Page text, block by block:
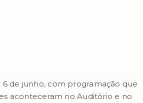
6 de junho, com programação que
aconteceram no Auditório e no